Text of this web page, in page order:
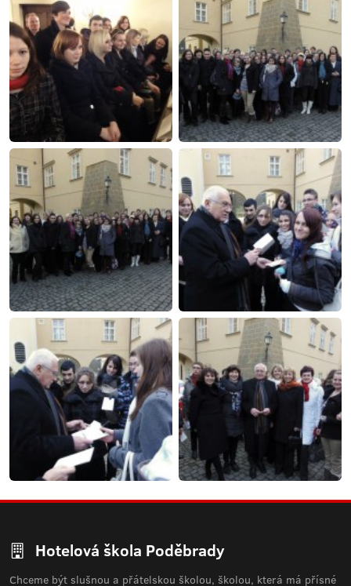
Hotelová škola Poděbrady
Chceme být slušnou a přátelskou školou, školou, která má přísné